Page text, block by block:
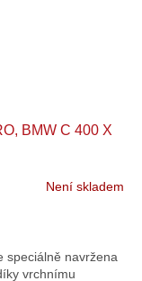
BMW C 400 X
Není skladem
speciálně navržena
vrchnímu